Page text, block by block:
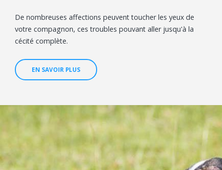
De nombreuses affections peuvent toucher les yeux de
votre compagnon, ces troubles pouvant aller jusqu'à la
cécité complète.
EN SAVOIR PLUS